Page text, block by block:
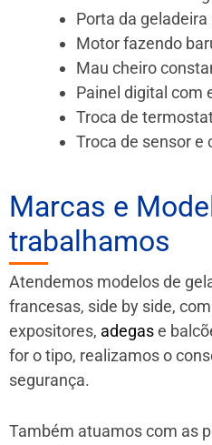
Porta da
Motor fazendo
Mau cheiro
Painel digital com
Troca de
Troca de sensor e
Marcas e
trabalhamos
Atendemos modelos de
francesas, side by side,
expositores, adegase
for o tipo, realizamos o
segurança.
Também atuamos com as